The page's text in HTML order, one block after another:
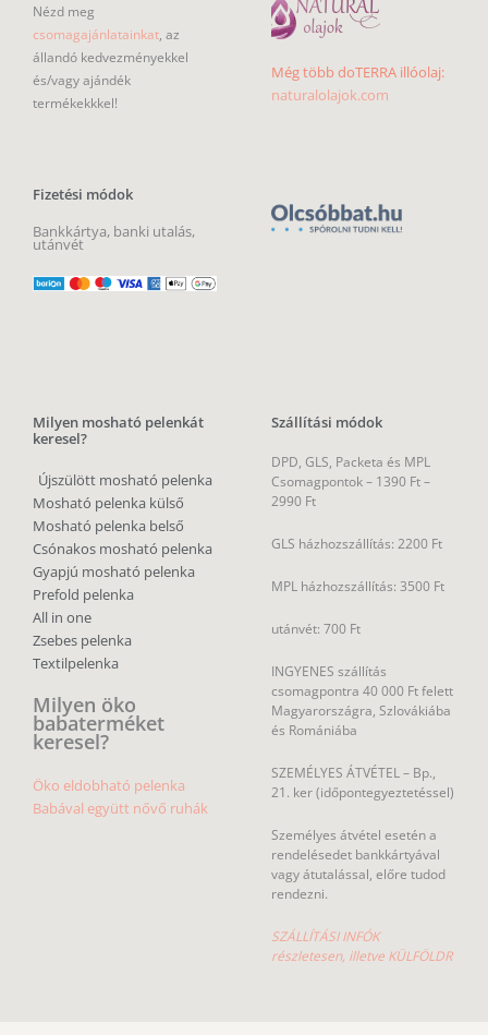
Nézd meg
csomagajánlatainkat, az
állandó kedvezményekkel
és/vagy ajándék
termékekkkel!
Fizetési módok
Bankkártya, banki utalás,
utánvét
Még több doTERRA illóolaj:
naturalolajok.com
Milyen mosható pelenkát
keresel?
Újszülött mosható pelenka
Mosható pelenka külső
Mosható pelenka belső
Csónakos mosható pelenka
Gyapjú mosható pelenka
Prefold pelenka
All in one
Zsebes pelenka
Textilpelenka
Milyen öko
babaterméket
keresel?
Öko eldobható pelenka
Babával együtt nővő ruhák
Szállítási módok
DPD, GLS, Packeta és MPL
Csomagpontok – 1390 Ft –
2990 Ft
GLS házhozszállítás: 2200 Ft
MPL házhozszállítás: 3500 Ft
utánvét: 700 Ft
INGYENES szállítás
csomagpontra 40 000 Ft felett
Magyarországra, Szlovákiába
és Romániába
SZEMÉLYES ÁTVÉTEL – Bp.,
21. ker (időpontegyeztetéssel)
Személyes átvétel esetén a
rendelésedet bankkártyával
vagy átutalással, előre tudod
rendezni.
SZÁLLÍTÁSI INFÓK
részletesen, illetve KÜLFÖLDR